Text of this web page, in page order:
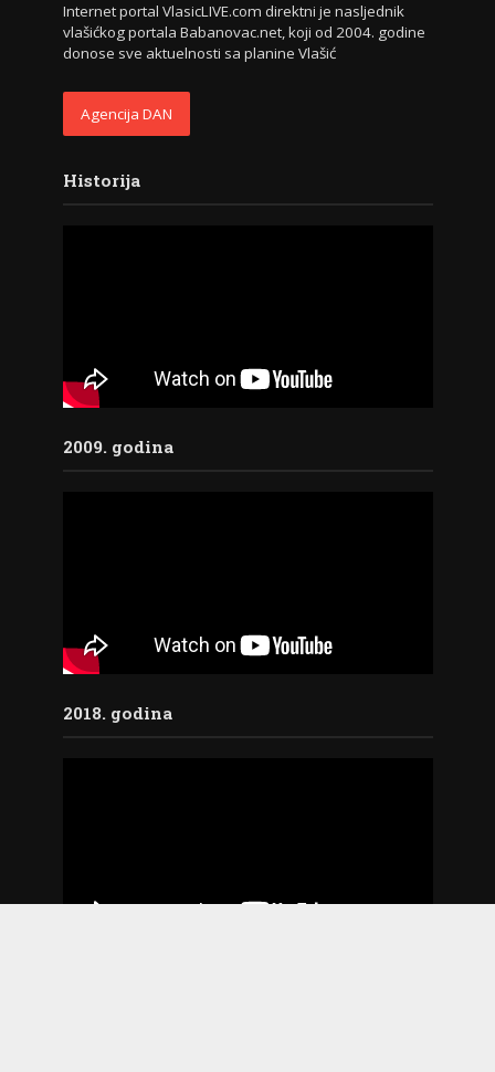
Internet portal VlasicLIVE.com direktni je nasljednik
vlašićkog portala Babanovac.net, koji od 2004. godine
donose sve aktuelnosti sa planine Vlašić
Agencija DAN
Historija
2009. godina
2018. godina